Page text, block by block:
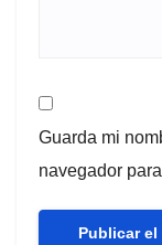
Guarda mi
navegador